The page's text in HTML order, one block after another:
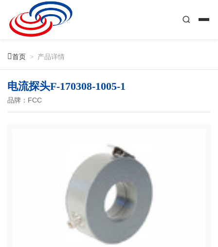
首页 > 产品详情
电流探头F-170308-1005-1
品牌：FCC